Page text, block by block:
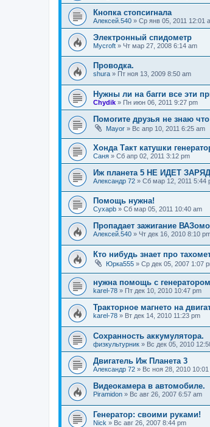
Кнопка стопсигнала
Алексей.540 » Ср янв 05, 2011 12:01
Электронный спидометр
Mycroft » Чт мар 27, 2008 6:14 am
Проводка.
shura » Пт ноя 13, 2009 8:50 am
Нужны ли на багги все эти
Chydik » Пн июн 06, 2011 9:27 pm
Помогите друзья не знаю что
Mayor » Вс апр 10, 2011 6:25 am
Хонда Такт катушки
Саня » Сб апр 02, 2011 3:12 pm
Иж планета 5 НЕ ИДЕТ
Александр 72 » Сб мар 12, 2011 5:44
Помощь нужна!
Cyxapb » Сб мар 05, 2011 10:40 am
Пропадает зажигание
Алексей.540 » Чт дек 16, 2010 8:10
Кто нибудь знает про
Юрка555 » Ср дек 05, 2007 1:07
нужна помощь с генератором
karel-78 » Пт дек 10, 2010 10:47 pm
Тракторное магнето на
karel-78 » Вт дек 14, 2010 11:23 pm
Сохранность аккумулятора.
физкультурник » Вс дек 05, 2010
Двигатель Иж Планета 3
Александр 72 » Вс ноя 28, 2010 10:01
Видеокамера в автомобиле.
Piramidon » Вс авг 26, 2007 6:57 am
Генератор: своими руками!
Nick » Вс авг 26, 2007 8:44 pm